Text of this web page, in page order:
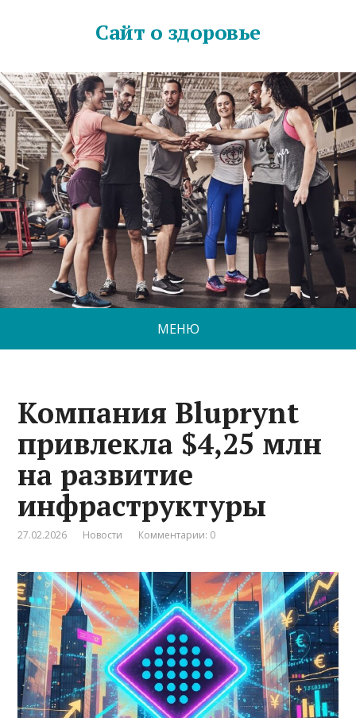
Сайт о здоровье
МЕНЮ
Компания Bluprynt
привлекла $4,25 млн
на развитие
инфраструктуры
27.02.2026 Новости Комментарии: 0